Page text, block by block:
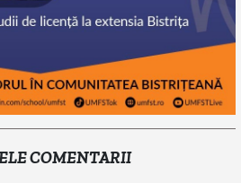
COMENTARII